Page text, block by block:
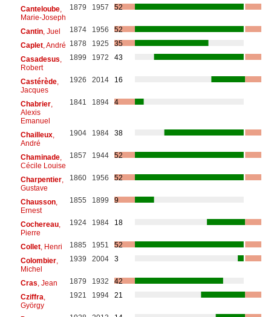
Canteloube,
Marie-Joseph
1879 1957 52
Cantin, Juel 1874 1956
52
Caplet, André 1878 1925
35
Casadesus
Robert
1899 1972 43
Castérède,
Jacques
1926 2014 16
Chabrier,
Alexis
Emanuel
1841 1894 4
Chailleux,
André
1904 1984 38
Chaminade,
Cécile Louise
1857 1944 52
Charpentier,
Gustave
1860 1956 52
Chausson,
Ernest
1855 1899 9
Cochereau,
Pierre
1924 1984 18
Collet, Henri 1885 1951
52
Colombier,
Michel
1939 2004 3
Cras , Jean 1879 1932
42
Cziffra
György
1921 1994 21